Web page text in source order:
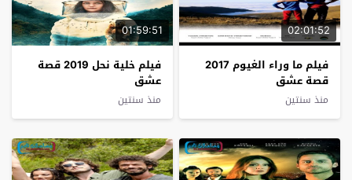
02:01:52
فيلم ما وراء الغيوم 2017
قصة عشق
منذ سنتين
01:59:51
فيلم خلية نحل 2019 قصة
عشق
منذ سنتين